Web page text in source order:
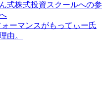
式株式投資スクールへの参
ーマンスがもってぃー氏
由。